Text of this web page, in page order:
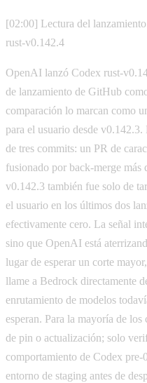
[02:00] Lectura del
rust-v0.142.4
OpenAI lanzó Codex rust-
de lanzamiento de GitHub
comparación lo marcan como
para el usuario desde
de tres commits: un PR de
fusionado por back-merge más
v0.142.3 también fue solo de
el usuario en los últimos dos
efectivamente cero. La señal
sino que OpenAI está
lugar de esperar un corte
llame a Bedrock directamente
enrutamiento de modelos
esperan. Para la mayoría de
de pin o actualización; solo
comportamiento de Codex pre-
entorno de staging antes de